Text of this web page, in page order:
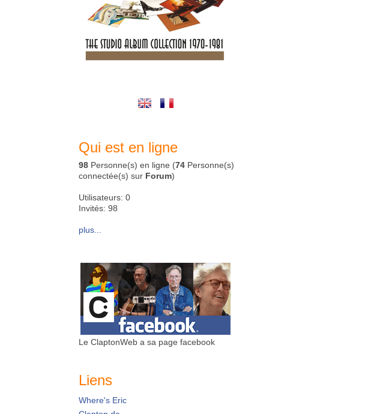
Qui est en ligne
98 Personne(s) en ligne (74 Personne(s)
connectée(s) sur Forum)
Utilisateurs: 0
Invités: 98
plus...
Le ClaptonWeb a sa page facebook
Liens
Where's Eric